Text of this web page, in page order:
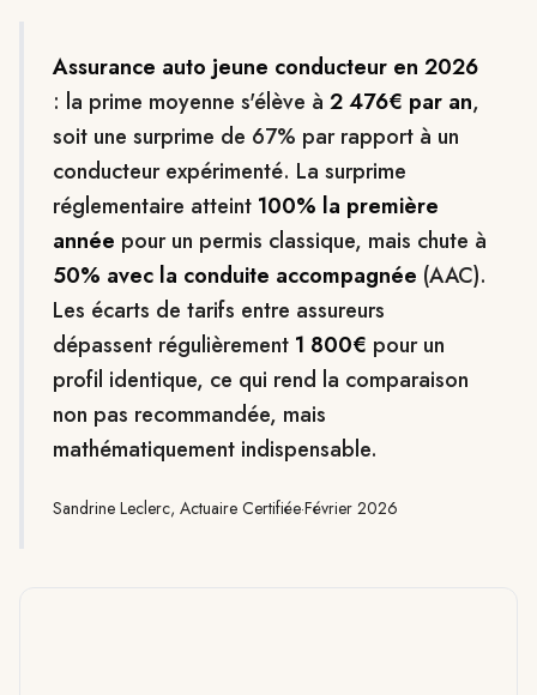
Assurance auto jeune conducteur en 2026
: la prime moyenne s'élève à 2 476€ par an,
soit une surprime de 67% par rapport à un
conducteur expérimenté. La surprime
réglementaire atteint 100% la première
année pour un permis classique, mais chute à
50% avec la conduite accompagnée (AAC).
Les écarts de tarifs entre assureurs
dépassent régulièrement 1 800€ pour un
profil identique, ce qui rend la comparaison
non pas recommandée, mais
mathématiquement indispensable.
Sandrine Leclerc, Actuaire Certifiée·Février 2026